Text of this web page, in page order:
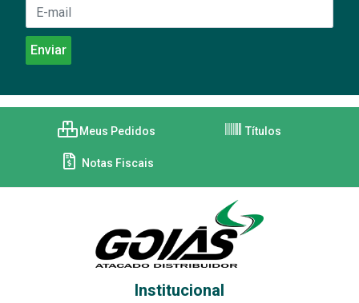
Meus Pedidos Títulos
Notas Fiscais
Institucional